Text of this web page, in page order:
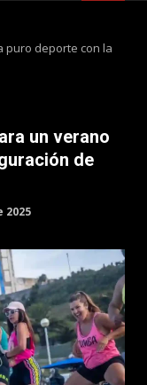
puro deporte con la
un verano
de
2025